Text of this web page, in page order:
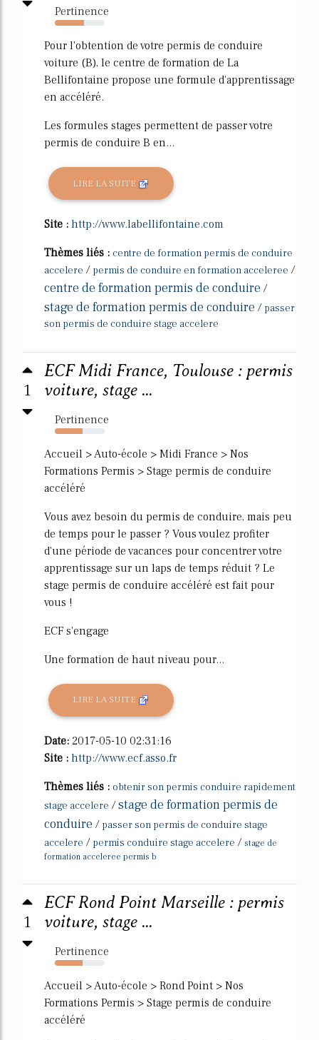
Pertinence
59%
Pour l'obtention de votre permis de conduire
voiture (B), le centre de formation de La
Bellifontaine propose une formule d'apprentissage
en accéléré.
Les formules stages permettent de passer votre
permis de conduire B en...
LIRE LA SUITE
Site : http://www.labellifontaine.com
Thèmes liés : centre de formation permis de conduire
accelere / permis de conduire en formation acceleree /
centre de formation permis de conduire /
stage de formation permis de conduire / passer
son permis de conduire stage accelere
1
ECF Midi France, Toulouse : permis
voiture, stage ...
Pertinence
56%
Accueil > Auto-école > Midi France > Nos
Formations Permis > Stage permis de conduire
accéléré
Vous avez besoin du permis de conduire, mais peu
de temps pour le passer ? Vous voulez profiter
d'une période de vacances pour concentrer votre
apprentissage sur un laps de temps réduit ? Le
stage permis de conduire accéléré est fait pour
vous !
ECF s'engage
Une formation de haut niveau pour...
LIRE LA SUITE
Date: 2017-05-10 02:31:16
Site : http://www.ecf.asso.fr
Thèmes liés : obtenir son permis conduire rapidement
stage accelere /stage de formation permis de
conduire / passer son permis de conduire stage
accelere / permis conduire stage accelere / stage de
formation acceleree permis b
1
ECF Rond Point Marseille : permis
voiture, stage ...
Pertinence
56%
Accueil > Auto-école > Rond Point > Nos
Formations Permis > Stage permis de conduire
accéléré